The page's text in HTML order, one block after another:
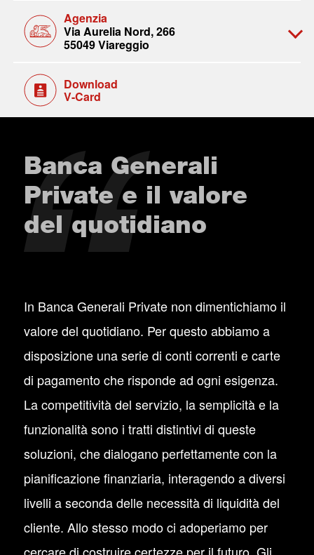
Agenzia
Via Aurelia Nord, 266
55049 Viareggio
Download
V-Card
Banca Generali
Private e il valore
del quotidiano
In Banca Generali Private non dimentichiamo il
valore del quotidiano. Per questo abbiamo a
disposizione una serie di conti correnti e carte
di pagamento che risponde ad ogni esigenza.
La competitività del servizio, la semplicità e la
funzionalità sono i tratti distintivi di queste
soluzioni, che dialogano perfettamente con la
pianificazione finanziaria, interagendo a diversi
livelli a seconda delle necessità di liquidità del
cliente. Allo stesso modo ci adoperiamo per